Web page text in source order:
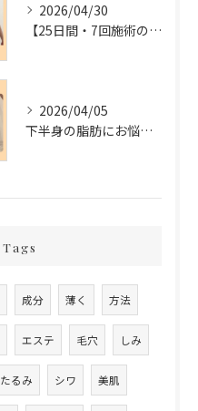
2026/04/30
【25日間・7回施術の変化✨】
2026/04/05
下半身の脂肪にお悩みの方必見❣️
Tags
成分 薄く 方法
エステ 毛穴 しみ
たるみ シワ 美肌